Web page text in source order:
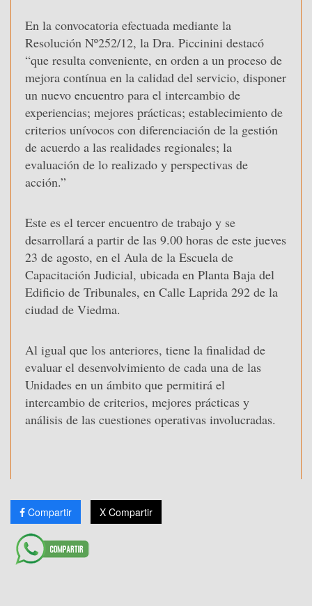
En la convocatoria efectuada mediante la
Resolución Nº252/12, la Dra. Piccinini destacó
“que resulta conveniente, en orden a un proceso de
mejora contínua en la calidad del servicio, disponer
un nuevo encuentro para el intercambio de
experiencias; mejores prácticas; establecimiento de
criterios unívocos con diferenciación de la gestión
de acuerdo a las realidades regionales; la
evaluación de lo realizado y perspectivas de
acción.”
Este es el tercer encuentro de trabajo y se
desarrollará a partir de las 9.00 horas de este jueves
23 de agosto, en el Aula de la Escuela de
Capacitación Judicial, ubicada en Planta Baja del
Edificio de Tribunales, en Calle Laprida 292 de la
ciudad de Viedma.
Al igual que los anteriores, tiene la finalidad de
evaluar el desenvolvimiento de cada una de las
Unidades en un ámbito que permitirá el
intercambio de criterios, mejores prácticas y
análisis de las cuestiones operativas involucradas.
Compartir X Compartir